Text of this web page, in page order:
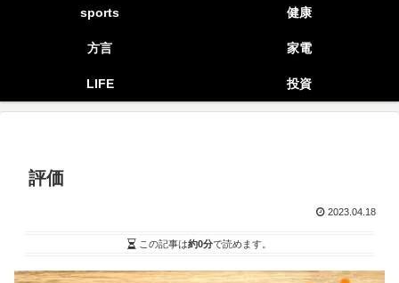
sports 健康
方言 家電
LIFE 投資
評価
2023.04.18
この記事は約0分で読めます。